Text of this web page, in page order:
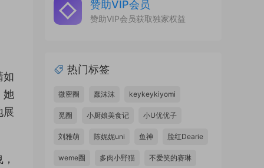
如
她
展
赞助VIP会员
赞助VIP会员获取独家权益
热门标签
微密圈 蠢沫沫 keykeykiyomi
觅圈 小厨娘美食记 小U优优子
刘雅萌 陈妮妮uni 鱼神 脸红Dearie
weme圈 多肉小野猫 不爱笑的赛琳